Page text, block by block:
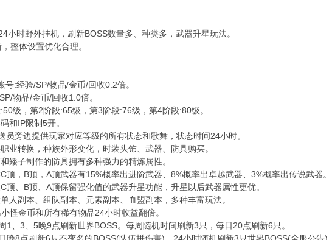
时野外挂机，刷新BOSS数量多、种类多，武器升星玩法。
整体设置优化合理。
:经验/SP/物品/金币/回收0.2倍。
品/金币/回收1.0倍。
级，第2阶段:65级，第3阶段:76级，第4阶段:80级。
IP限制5开。
边提供玩家对应等级的所有状态和歌舞，状态时间24小时。
转换，种族外形变化，时装头饰、武器、防具购买。
子制作的防具拥有多种强力的精炼属性。
B顶，A顶武器有15%概率出进阶武器、8%概率出卓越武器、3%概率出传说武器。
B顶、A顶保留强化值的武器升星功能，升星以后武器属性更优。
副本、组队副本、元素副本、血盟副本，多种丰富玩法。
怪金币和所有稀有物品24小时收益翻倍。
3、5晚9点刷新世界BOSS。每周随机时间刷新3只，每日20点刷新6只。